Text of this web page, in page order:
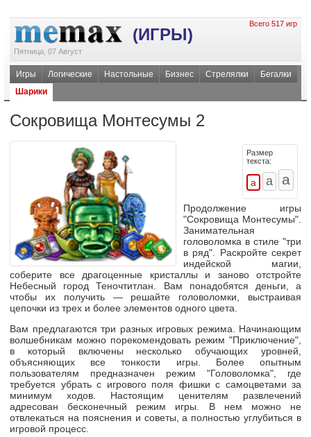
(ИГРЫ)
Пятница, 07 Август
Всего 517 игр
Игры Логические Настольные Бизнес Стрелялки
Бегалки
Шарики
Сокровища Монтесумы 2
Размер
текста:
Продолжение игры
"Сокровища Монтесумы".
Занимательная
головоломка в стиле "три
в ряд". Раскройте секрет
индейской магии,
соберите все драгоценные кристаллы и заново отстройте
Небесный город Теночтитлан. Вам понадобятся деньги, а
чтобы их получить — решайте головоломки, выстраивая
цепочки из трех и более элементов одного цвета.
Вам предлагаются три разных игровых режима. Начинающим
волшебникам можно порекомендовать режим "Приключение",
в который включены несколько обучающих уровней,
объясняющих все тонкости игры. Более опытным
пользователям предназначен режим "Головоломка", где
требуется убрать с игрового поля фишки с самоцветами за
минимум ходов. Настоящим ценителям развлечений
адресован бесконечный режим игры. В нем можно не
отвлекаться на пояснения и советы, а полностью углубиться в
игровой процесс.